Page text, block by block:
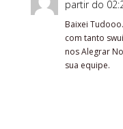
partir do
Baixei
com tanto
nos Alegrar
sua equipe.